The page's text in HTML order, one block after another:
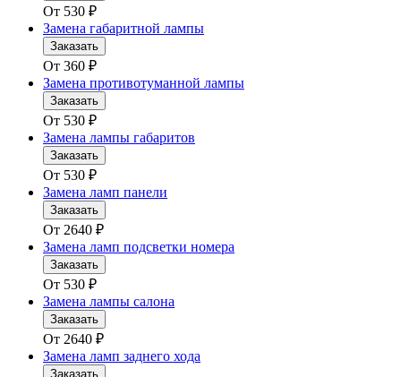
От 530 ₽
Замена габаритной лампы
Заказать
От 360 ₽
Замена противотуманной лампы
Заказать
От 530 ₽
Замена лампы габаритов
Заказать
От 530 ₽
Замена ламп панели
Заказать
От 2640 ₽
Замена ламп подсветки номера
Заказать
От 530 ₽
Замена лампы салона
Заказать
От 2640 ₽
Замена ламп заднего хода
Заказать